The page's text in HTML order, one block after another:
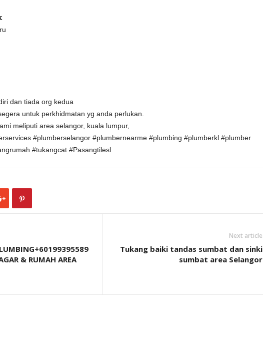
dan tiada org kedua
untuk perkhidmatan yg anda perlukan.
meliputi area selangor, kuala lumpur,
#plumberselangor #plumbernearme #plumbing #plumberkl #plumber
#tukangcat #Pasangtilesl
& RUMAH AREA
Next article
Tukang baiki tandas sumbat dan sinki
sumbat area Selangor